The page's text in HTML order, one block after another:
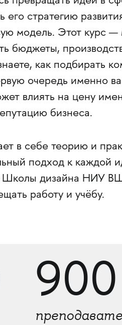
его стратегию
модель. Этот курс
бюджеты,
как подбирать
очередь именно
влиять на цену
бизнеса.
в себе теорию и
подход к каждой
Школы дизайна НИУ
работу и учёбу.
900